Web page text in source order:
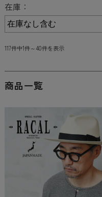
在庫：
117件中1件～40件を表示
商品一覧